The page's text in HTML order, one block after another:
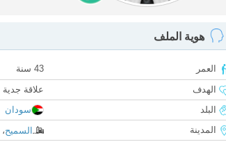
هوية الملف
العمر
43 سنة
الهدف
علاقة جدية
البلد
سودان
المدينة
السميح،